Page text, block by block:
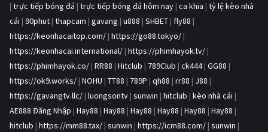
| trực tiếp bóng đá | trực tiếp bóng đá hôm nay | ca khia | tỷ lệ kèo nhà
cái | 90phut | thapcam | gavang | u888 | SHBET | fly88 |
https://keonhacaitop.com/ | https://go88.tokyo/ |
https://keonhacai.international/ | https://phimhayok.tv/ |
https://phimhayok.co/ | RR88 | Hitclub | 789Club | ck444| GG88 |
https://ok9.works/ | NOHU | TT88 | 789P | qh88 | rr88 | J88 |
https://gavangtv.llc/ | luongsontv | sunwin | hitclub | kèo nhà cái |
AE888 Đăng Nhập | Hay88 | Hay88 | Hay88 | Hay88 | Hay88 | Hay88 |
hitclub | https://mm88.tax/ | sunwin | https://icm88.com/ | sunwin |